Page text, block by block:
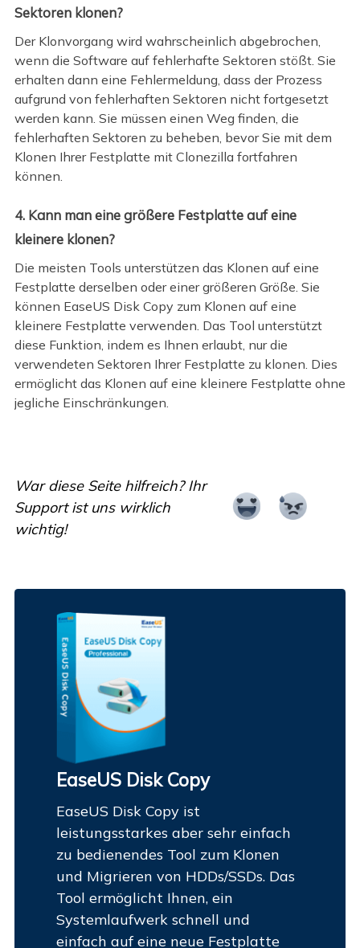
Sektoren klonen?
Der Klonvorgang wird wahrscheinlich abgebrochen,
wenn die Software auf fehlerhafte Sektoren stößt. Sie
erhalten dann eine Fehlermeldung, dass der Prozess
aufgrund von fehlerhaften Sektoren nicht fortgesetzt
werden kann. Sie müssen einen Weg finden, die
fehlerhaften Sektoren zu beheben, bevor Sie mit dem
Klonen Ihrer Festplatte mit Clonezilla fortfahren
können.
4. Kann man eine größere Festplatte auf eine
kleinere klonen?
Die meisten Tools unterstützen das Klonen auf eine
Festplatte derselben oder einer größeren Größe. Sie
können EaseUS Disk Copy zum Klonen auf eine
kleinere Festplatte verwenden. Das Tool unterstützt
diese Funktion, indem es Ihnen erlaubt, nur die
verwendeten Sektoren Ihrer Festplatte zu klonen. Dies
ermöglicht das Klonen auf eine kleinere Festplatte ohne
jegliche Einschränkungen.
War diese Seite hilfreich? Ihr
Support ist uns wirklich
wichtig!
EaseUS Disk Copy
EaseUS Disk Copy ist
leistungsstarkes aber sehr einfach
zu bedienendes Tool zum Klonen
und Migrieren von HDDs/SSDs. Das
Tool ermöglicht Ihnen, ein
Systemlaufwerk schnell und
einfach auf eine neue Festplatte